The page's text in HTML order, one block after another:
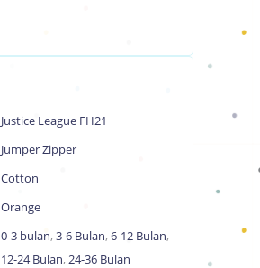
Justice League FH21
Jumper Zipper
Cotton
Orange
0-3 bulan, 3-6 Bulan, 6-12 Bulan,
12-24 Bulan, 24-36 Bulan